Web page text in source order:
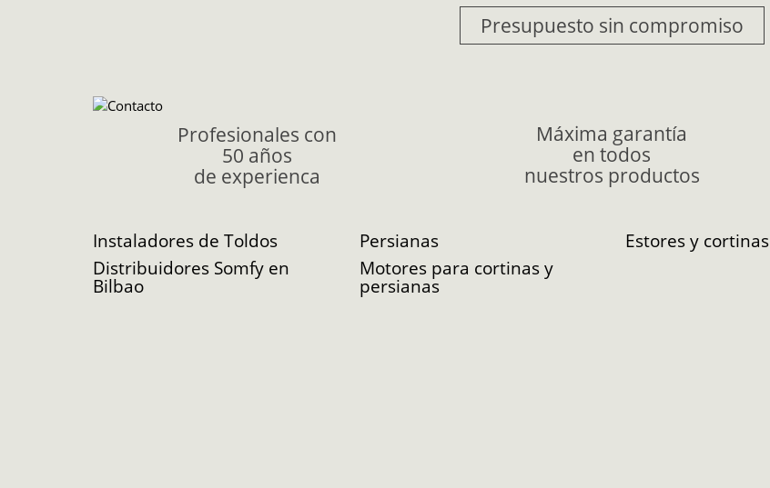
Presupuesto sin compromiso
Profesionales con
50 años
de experienca
Máxima garantía
en todos
nuestros productos
Instaladores de Toldos
Distribuidores Somfy en
Bilbao
Persianas
Motores para cortinas y
persianas
Estores y cortinas